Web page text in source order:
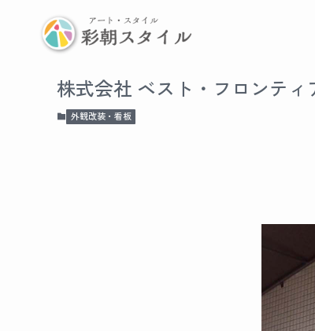
株式会社 ベスト・フロンテ
外観改装・看板